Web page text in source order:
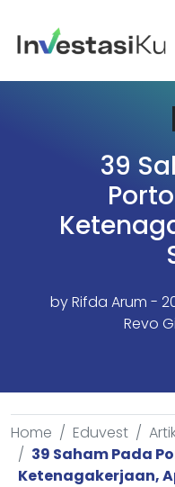
39
byRifda Arum -
Revo
Home Eduvest
39 Saham Pada
Ketenagakerjaan,